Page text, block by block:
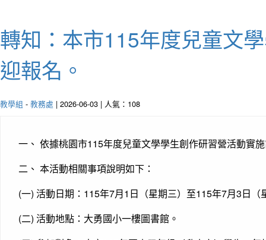
轉知：本市115年度兒童文
迎報名。
教學組 - 教務處 | 2026-06-03 | 人氣：108
一、 依據桃園市115年度兒童文學學生創作研習營活動實
二、 本活動相關事項說明如下：
(一) 活動日期：115年7月1日（星期三）至115年7月3日（
(二) 活動地點：大勇國小一樓圖書館。